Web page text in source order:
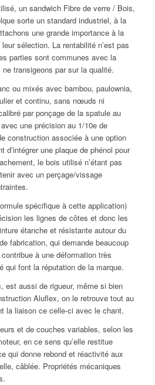
un sandwich Fibre de verre / Bois,
sorte un standard industriel, à la
une grande importance à la
sélection. La rentabilité n’est pas
parties sont communes avec la
transigeons par sur la qualité.
ou mixés avec bambou, paulownia,
et continu, sans nœuds ni
par ponçage de la spatule au
une précision au 1/10e de
construction associée à une option
d’intégrer une plaque de phénol pour
le bois utilisé n’étant pas
avec un perçage/vissage
spécifique à cette application)
les lignes de côtes et donc les
étanche et résistante autour du
fabrication, qui demande beaucoup
à une déformation très
qui font la réputation de la marque.
est aussi de rigueur, même si bien
Aluflex, on le retrouve tout au
la liaison ce celle-ci avec le chant.
et de couches variables, selon les
en ce sens qu’elle restitue
qui donne rebond et réactivité aux
câblée. Propriétés mécaniques